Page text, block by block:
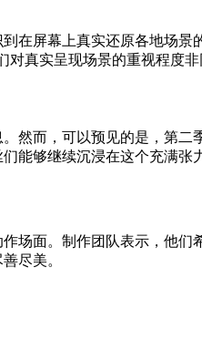
屏幕上真实还原各地场景
真实呈现场景的重视程度非
然而，可以预见的是，第
能够继续沉浸在这个充满张
场面。制作团队表示，他
尽美。